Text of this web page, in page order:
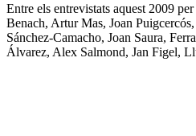
Entre els entrevistats aquest 2009
Benach, Artur Mas, Joan
Sánchez-Camacho, Joan Saura,
Álvarez, Alex Salmond, Jan Figel,